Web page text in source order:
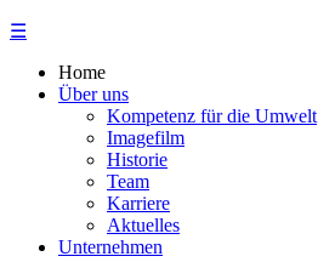
☰
Home
Über uns
Kompetenz für die Umwelt
Imagefilm
Historie
Team
Karriere
Aktuelles
Unternehmen